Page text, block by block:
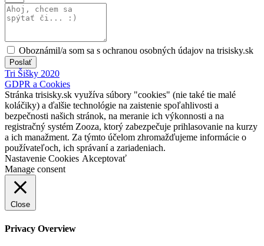
Oboznámil/a som sa s ochranou osobných údajov na trisisky.sk
Poslať
Tri Šišky 2020
GDPR a Cookies
Stránka trisisky.sk využíva súbory "cookies" (nie také tie malé
koláčiky) a ďalšie technológie na zaistenie spoľahlivosti a
bezpečnosti našich stránok, na meranie ich výkonnosti a na
registračný systém Zooza, ktorý zabezpečuje prihlasovanie na kurzy
a ich manažment. Za týmto účelom zhromažďujeme informácie o
používateľoch, ich správaní a zariadeniach.
Nastavenie Cookies Akceptovať
Manage consent
Close
Privacy Overview